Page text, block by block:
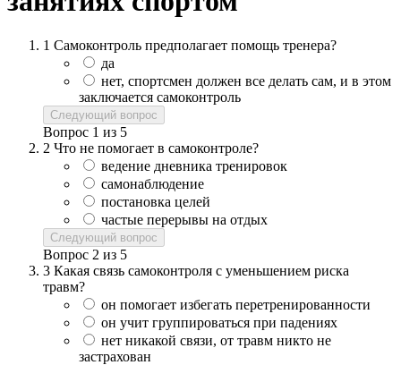
1 Самоконтроль предполагает помощь тренера?
да
нет, спортсмен должен все делать сам, и в этом
заключается самоконтроль
Следующий вопрос
Вопрос 1 из 5
2 Что не помогает в самоконтроле?
ведение дневника тренировок
самонаблюдение
постановка целей
частые перерывы на отдых
Следующий вопрос
Вопрос 2 из 5
3 Какая связь самоконтроля с уменьшением риска
травм?
он помогает избегать перетренированности
он учит группироваться при падениях
нет никакой связи, от травм никто не
застрахован